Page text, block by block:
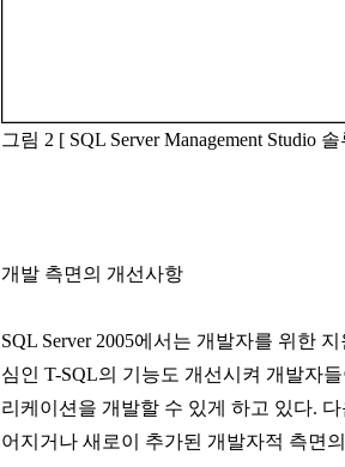
그림 2 [ SQL Server Management Studio
개발 측면의 개선사항
SQL Server 2005에서는 개발자를 위한
심인 T-SQL의 기능도 개선시켜 개발자
리케이션을 개발할 수 있게 하고 있다.
어지거나 새로이 추가된 개발자적 측면